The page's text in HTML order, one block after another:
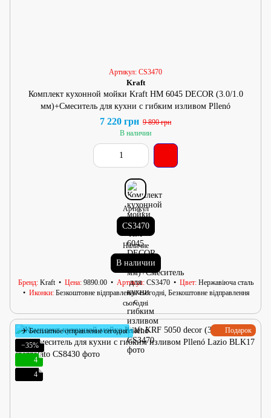
Артикул: CS3470
Kraft
Комплект кухонной мойки Kraft HM 6045 DECOR (3.0/1.0
мм)+Смеситель для кухни с гибким изливом Pllenó
7 220 грн 9 890 грн
В наличии
Артикул
CS3470
Наличие
В наличии
Бренд Kraft Цена 9890.00 Артикул CS3470 Цвет Нержавіюча сталь
Иконки Безкоштовне відправлення сьогодні, Безкоштовне відправлення
сьогодні
Подарок
✈ Бесплатное отправление сегодня
−35%
4
4